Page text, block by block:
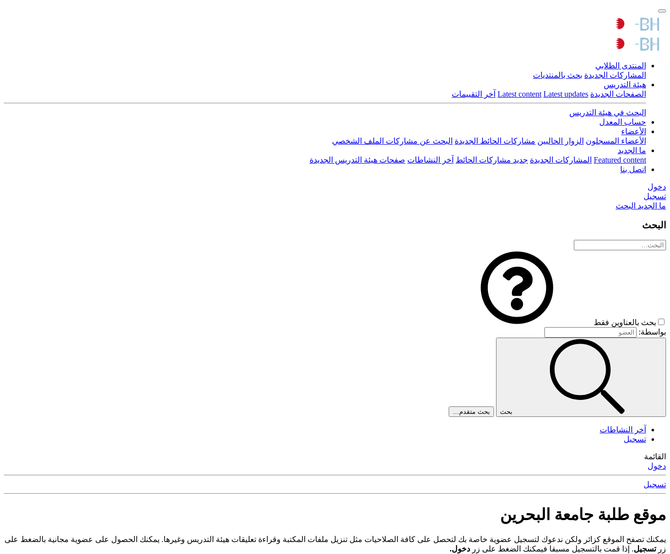
المنتدى الطلابي
المشاركات الجديدة بحث بالمنتديات
هيئة التدريس
الصفحات الجديدة
Latest content Latest updates آخر التقييمات
البحث في هيئة التدريس
حساب المعدل
الأعضاء
الأعضاء المسجلون الزوار الحاليين مشاركات الحائط الجديدة البحث عن مشاركات الملف الشخصي
ما الجديد
Featured content المشاركات الجديدة جديد مشاركات الحائط آخر النشاطات صفحات هيئة التدريس الجديدة
اتصل بنا
دخول
تسجيل
ما الجديد البحث
البحث
بحث بالعناوين فقط
بواسطة:
بحث بحث متقدم…
آخر النشاطات
تسجيل
القائمة
دخول
تسجيل
موقع طلبة جامعة البحرين
يمكنك تصفح الموقع كزائر ولكن ندعوك لتسجيل عضوية خاصة بك لتحصل على كافة الصلاحيات مثل تنزيل ملفات المكتبة وقراءة تعليقات هيئة التدريس وغيرها. يمكنك الحصول على عضوية مجانية بالضغط على
زرتسجيل. إذا قمت بالتسجيل مسبقا فيمكنك الضغط على زر دخول.